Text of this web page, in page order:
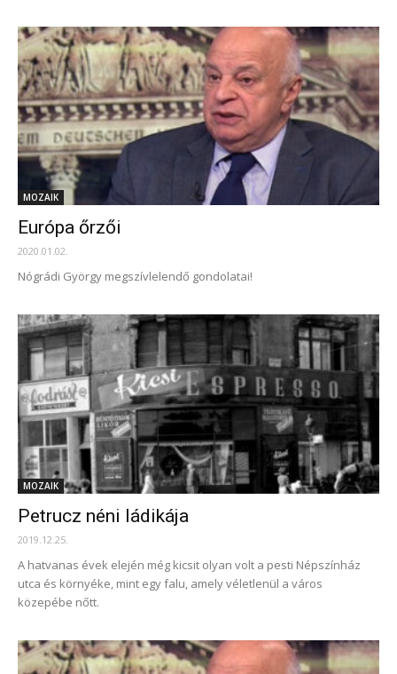
MOZAIK
Európa őrzői
2020.01.02.
Nógrádi György megszívlelendő gondolatai!
MOZAIK
Petrucz néni ládikája
2019.12.25.
A hatvanas évek elején még kicsit olyan volt a pesti Népszínház
utca és környéke, mint egy falu, amely véletlenül a város
közepébe nőtt.